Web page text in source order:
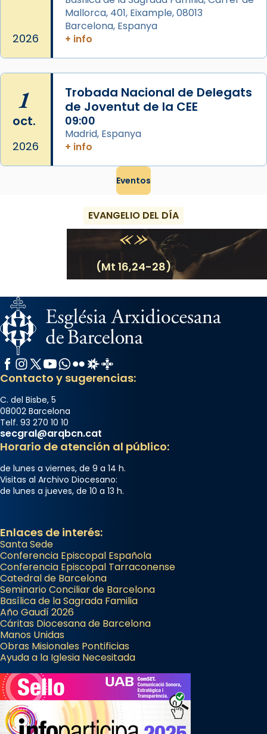
2026
Mallorca, 401, Eixample, 08013
Barcelona, Espanya
+ info
1
oct.
2026
Trobada Nacional de Delegats
de Joventut de la CEE
09:00
Madrid, Espanya
+ info
Eventos
EVANGELIO DEL DÍA
(Mt 16,24-28)
Facebook
Instagram
X / Twitter
YouTube
WhatsApp
FlickrRadio Estel
Catalunya Cristiana
Contacto y sugerencias:
C. del Bisbe, 5
08002 Barcelona
Telf. 93 270 10 10
secgral@arqbcn.cat
Horario de atención al público:
de lunes a viernes, de 9 a 14 h.
Visitas al Archivo Diocesano:
de lunes a jueves, de 10 a 13 h.
Enlaces de interés:
Santa Sede
Conferencia Episcopal Española
Conferencia Episcopal Tarraconense
Catedral de Barcelona
Seminario Conciliar de Barcelona
Basílica de la Sagrada Familia
Año Gaudí 2026
Cáritas Diocesana de Barcelona
Manos Unidas
Obras Misionales Pontificias
Ayuda a la Iglesia Necesitada